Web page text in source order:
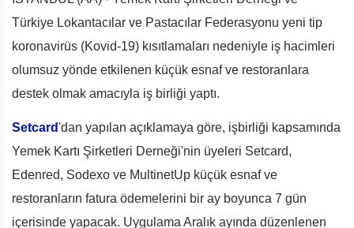
Türkiye Lokantacılar ve Pastacılar Federasyonu yeni tip
koronavirüs (Kovid-19) kısıtlamaları nedeniyle iş hacimleri
olumsuz yönde etkilenen küçük esnaf ve restoranlara
destek olmak amacıyla iş birliği yaptı.
Setcard'dan yapılan açıklamaya göre, işbirliği kapsamında
Yemek Kartı Şirketleri Derneği'nin üyeleri Setcard,
Edenred, Sodexo ve MultinetUp küçük esnaf ve
restoranların fatura ödemelerini bir ay boyunca 7 gün
içerisinde yapacak. Uygulama Aralık ayında düzenlenen